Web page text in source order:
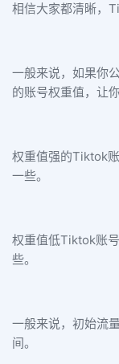
相信大家都清晰，
一般来说，如果你
的账号权重值，让
权重值强的Tiktok
一些。
权重值低Tiktok账
些。
一般来说，初始流
间。